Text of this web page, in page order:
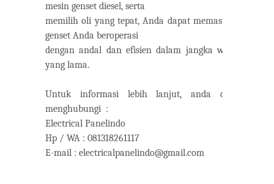
mesin genset diesel, serta
memilih oli yang tepat, Anda dapat memastikan
genset Anda beroperasi
dengan andal dan efisien dalam jangka waktu
yang lama.
Untuk informasi lebih lanjut, anda dapat
menghubungi :
Electrical Panelindo
Hp / WA : 081318261117
E-mail : electricalpanelindo@gmail.com